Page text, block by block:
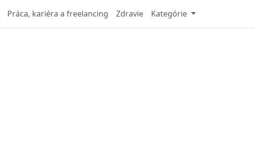
Práca, kariéra a freelancing Zdravie Kategórie